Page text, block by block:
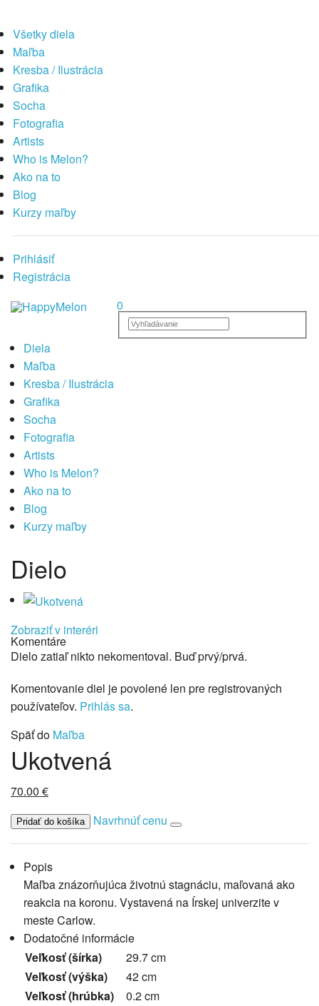
Všetky diela
Maľba
Kresba / Ilustrácia
Grafika
Socha
Fotografia
Artists
Who is Melon?
Ako na to
Blog
Kurzy maľby
Prihlásiť
Registrácia
0
Diela
Maľba
Kresba / Ilustrácia
Grafika
Socha
Fotografia
Artists
Who is Melon?
Ako na to
Blog
Kurzy maľby
Dielo
Zobraziť v interéri
Komentáre
Dielo zatiaľ nikto nekomentoval. Buď prvý/prvá.
Komentovanie diel je povolené len pre registrovaných
používateľov. Prihlás sa.
Späť do Maľba
Ukotvená
70.00 €
Navrhnúť cenu
Popis
Maľba znázorňujúca životnú stagnáciu, maľovaná ako
reakcia na koronu. Vystavená na Írskej univerzite v
meste Carlow.
Dodatočné informácie
Veľkosť (šírka)
29.7 cm
Veľkosť (výška)
42 cm
Veľkosť (hrúbka)
0.2 cm